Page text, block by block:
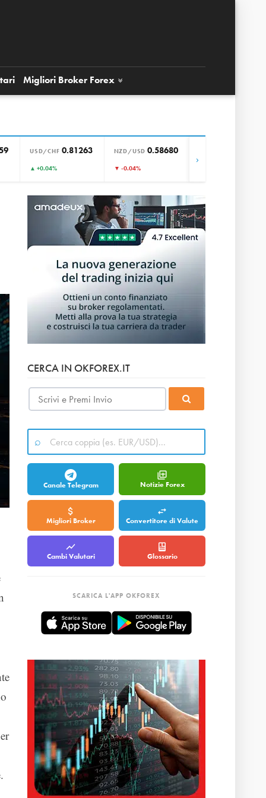
Migliori Broker Forex
USD/CHF 0.81263
▲ +0.04%
NZD/USD 0.58680
▼ -0.04%
›
CERCA IN OKFOREX.IT
Canale Telegram Notizie Forex
Migliori Broker Convertitore di Valute
Cambi Valutari Glossario
SCARICA L'APP OKFOREX